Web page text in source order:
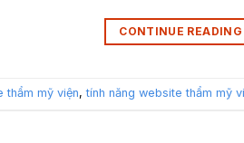
CONTINUE READING
thẩm mỹ viện,tính năng website thẩm mỹ